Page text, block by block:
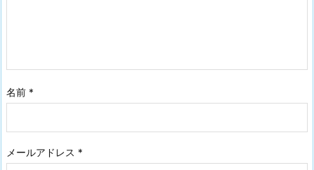
名前 *
メールアドレス *